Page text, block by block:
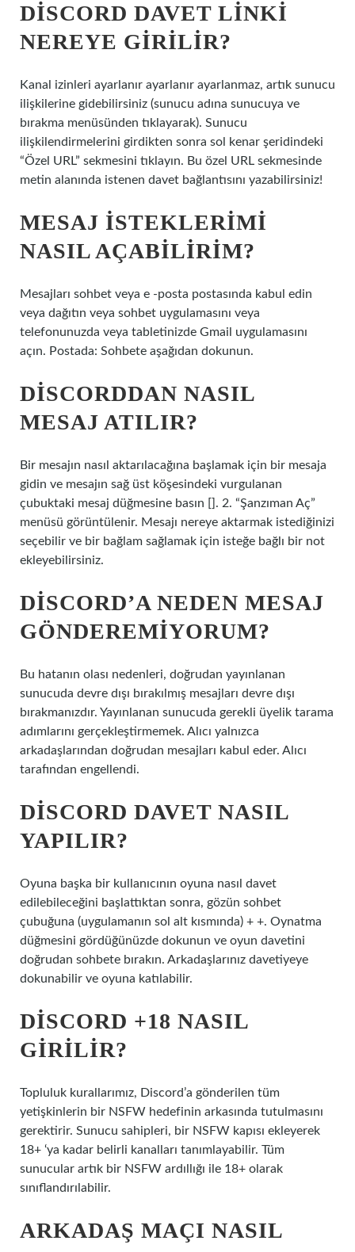
DISCORD DAVET LINKI
NEREYE GIRILIR?
Kanal izinleri ayarlanır ayarlanır ayarlanmaz, artık sunucu
ilişkilerine gidebilirsiniz (sunucu adına sunucuya ve
bırakma menüsünden tıklayarak). Sunucu
ilişkilendirmelerini girdikten sonra sol kenar şeridindeki
“Özel URL” sekmesini tıklayın. Bu özel URL sekmesinde
metin alanında istenen davet bağlantısını yazabilirsiniz!
MESAJ ISTEKLERIMI
NASIL AÇABILIRIM?
Mesajları sohbet veya e -posta postasında kabul edin
veya dağıtın veya sohbet uygulamasını veya
telefonunuzda veya tabletinizde Gmail uygulamasını
açın. Postada: Sohbete aşağıdan dokunun.
DISCORDDAN NASIL
MESAJ ATILIR?
Bir mesajın nasıl aktarılacağına başlamak için bir mesaja
gidin ve mesajın sağ üst köşesindeki vurgulanan
çubuktaki mesaj düğmesine basın []. 2. “Şanzıman Aç”
menüsü görüntülenir. Mesajı nereye aktarmak istediğinizi
seçebilir ve bir bağlam sağlamak için isteğe bağlı bir not
ekleyebilirsiniz.
DISCORD’A NEDEN MESAJ
GÖNDEREMIYORUM?
Bu hatanın olası nedenleri, doğrudan yayınlanan
sunucuda devre dışı bırakılmış mesajları devre dışı
bırakmanızdır. Yayınlanan sunucuda gerekli üyelik tarama
adımlarını gerçekleştirmemek. Alıcı yalnızca
arkadaşlarından doğrudan mesajları kabul eder. Alıcı
tarafından engellendi.
DISCORD DAVET NASIL
YAPILIR?
Oyuna başka bir kullanıcının oyuna nasıl davet
edilebileceğini başlattıktan sonra, gözün sohbet
çubuğuna (uygulamanın sol alt kısmında) + +. Oynatma
düğmesini gördüğünüzde dokunun ve oyun davetini
doğrudan sohbete bırakın. Arkadaşlarınız davetiyeye
dokunabilir ve oyuna katılabilir.
DISCORD +18 NASIL
GIRILIR?
Topluluk kurallarımız, Discord’a gönderilen tüm
yetişkinlerin bir NSFW hedefinin arkasında tutulmasını
gerektirir. Sunucu sahipleri, bir NSFW kapısı ekleyerek
18+ ‘ya kadar belirli kanalları tanımlayabilir. Tüm
sunucular artık bir NSFW ardıllığı ile 18+ olarak
sınıflandırılabilir.
ARKADAŞ MAÇI NASIL